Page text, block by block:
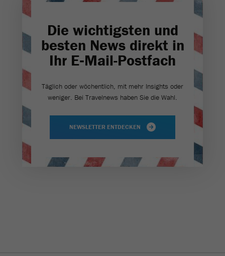
Die wichtigsten und
besten News direkt in
Ihr E‑Mail-Postfach
Täglich oder wöchentlich, mit mehr Insights oder
weniger. Bei Travel­news haben Sie die Wahl.
NEWSLETTER ENTDECKEN